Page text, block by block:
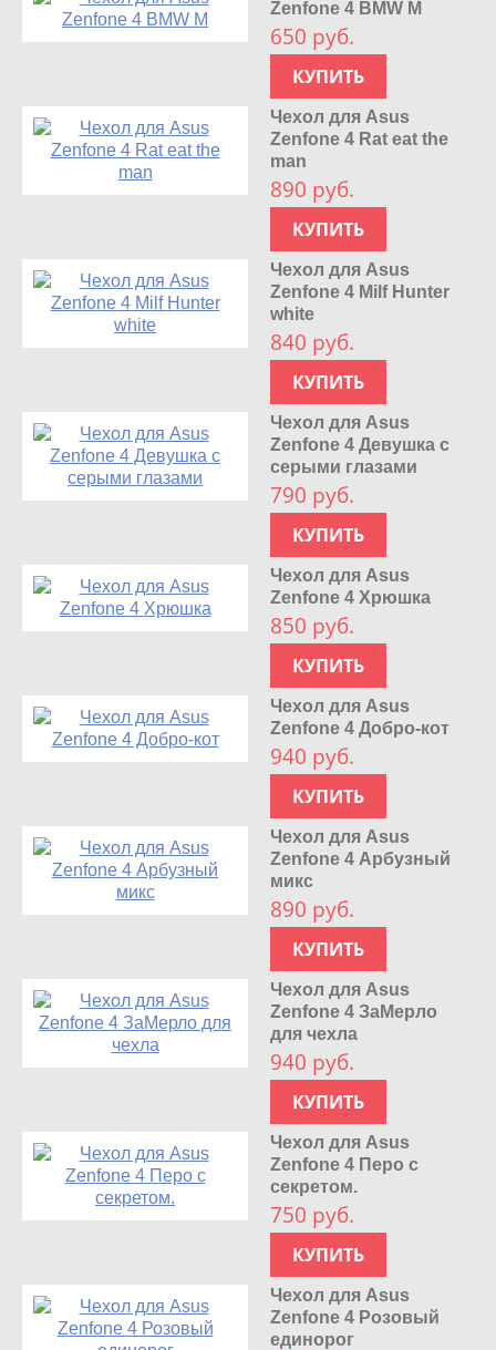
Zenfone 4 BMW M
650 руб.
КУПИТЬ
Чехол для Asus
Zenfone 4 Rat eat the
man
890 руб.
КУПИТЬ
Чехол для Asus
Zenfone 4 Milf Hunter
white
840 руб.
КУПИТЬ
Чехол для Asus
Zenfone 4 Девушка с
серыми глазами
790 руб.
КУПИТЬ
Чехол для Asus
Zenfone 4 Хрюшка
850 руб.
КУПИТЬ
Чехол для Asus
Zenfone 4 Добро-кот
940 руб.
КУПИТЬ
Чехол для Asus
Zenfone 4 Арбузный
микс
890 руб.
КУПИТЬ
Чехол для Asus
Zenfone 4 ЗаМерло
для чехла
940 руб.
КУПИТЬ
Чехол для Asus
Zenfone 4 Перо с
секретом.
750 руб.
КУПИТЬ
Чехол для Asus
Zenfone 4 Розовый
единорог